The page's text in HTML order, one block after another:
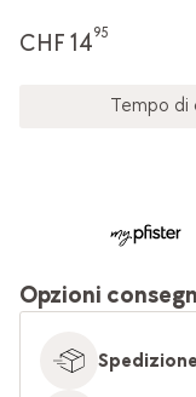
CHF 1495
Tempo di
Opzioni